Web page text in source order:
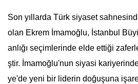
Son yıllarda Türk siyaset
olan Ekrem İmamoğlu, İstanbul
anlığı seçimlerinde elde ettiği
ştir. İmamoğlu'nun siyasi
ye'de yeni bir liderin doğuşuna